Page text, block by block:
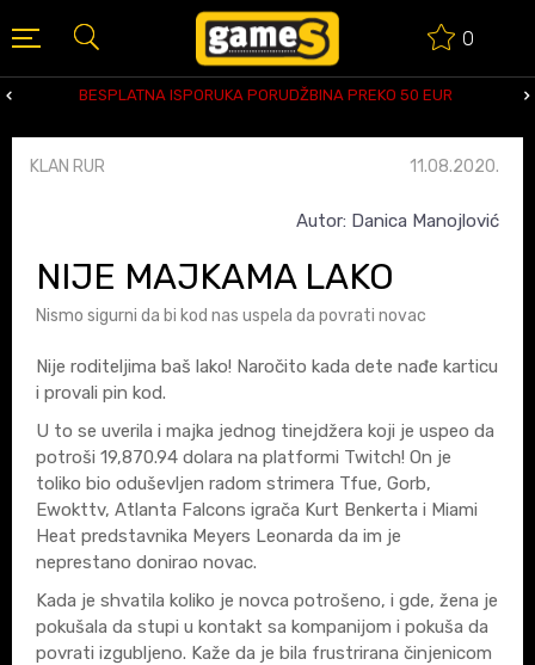
0
BESPLATNA ISPORUKA PORUDŽBINA PREKO 50 EUR
KLAN RUR 11.08.2020.
Autor: Danica Manojlović
NIJE MAJKAMA LAKO
Nismo sigurni da bi kod nas uspela da povrati novac
Nije roditeljima baš lako! Naročito kada dete nađe karticu
i provali pin kod.
U to se uverila i majka jednog tinejdžera koji je uspeo da
potroši 19,870.94 dolara na platformi Twitch! On je
toliko bio oduševljen radom strimera Tfue, Gorb,
Ewokttv, Atlanta Falcons igrača Kurt Benkerta i Miami
Heat predstavnika Meyers Leonarda da im je
neprestano donirao novac.
Kada je shvatila koliko je novca potrošeno, i gde, žena je
pokušala da stupi u kontakt sa kompanijom i pokuša da
povrati izgubljeno. Kaže da je bila frustrirana činjenicom